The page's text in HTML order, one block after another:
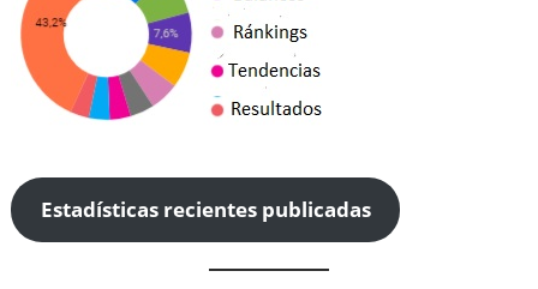
Estadísticas recientes publicadas